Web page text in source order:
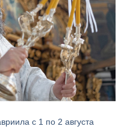
с 1 по 2 августа